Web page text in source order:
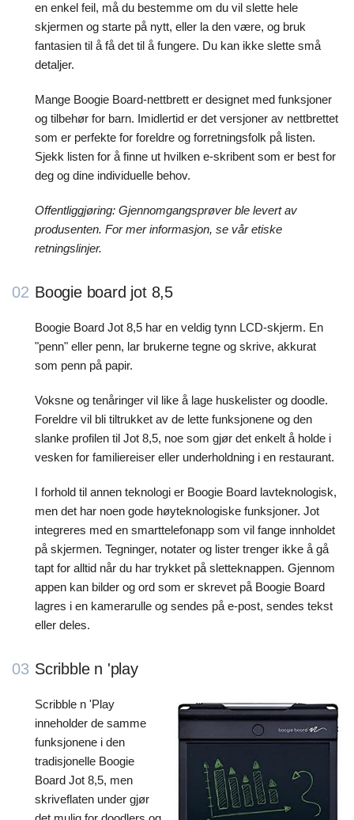
en enkel feil, må du bestemme om du vil slette hele
skjermen og starte på nytt, eller la den være, og bruk
fantasien til å få det til å fungere. Du kan ikke slette små
detaljer.
Mange Boogie Board-nettbrett er designet med funksjoner
og tilbehør for barn. Imidlertid er det versjoner av nettbrettet
som er perfekte for foreldre og forretningsfolk på listen.
Sjekk listen for å finne ut hvilken e-skribent som er best for
deg og dine individuelle behov.
Offentliggjøring: Gjennomgangsprøver ble levert av
produsenten. For mer informasjon, se vår etiske
retningslinjer.
02 Boogie board jot 8,5
Boogie Board Jot 8,5 har en veldig tynn LCD-skjerm. En
"penn" eller penn, lar brukerne tegne og skrive, akkurat
som penn på papir.
Voksne og tenåringer vil like å lage huskelister og doodle.
Foreldre vil bli tiltrukket av de lette funksjonene og den
slanke profilen til Jot 8,5, noe som gjør det enkelt å holde i
vesken for familiereiser eller underholdning i en restaurant.
I forhold til annen teknologi er Boogie Board lavteknologisk,
men det har noen gode høyteknologiske funksjoner. Jot
integreres med en smarttelefonapp som vil fange innholdet
på skjermen. Tegninger, notater og lister trenger ikke å gå
tapt for alltid når du har trykket på sletteknappen. Gjennom
appen kan bilder og ord som er skrevet på Boogie Board
lagres i en kamerarulle og sendes på e-post, sendes tekst
eller deles.
03 Scribble n 'play
Scribble n 'Play
inneholder de samme
funksjonene i den
tradisjonelle Boogie
Board Jot 8,5, men
skriveflaten under gjør